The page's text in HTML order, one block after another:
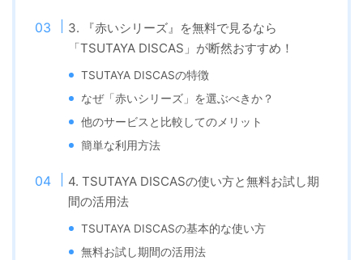
3. 『赤いシリーズ』を無料で見るなら
「TSUTAYA DISCAS」が断然おすすめ！
TSUTAYA DISCASの特徴
なぜ「赤いシリーズ」を選ぶべきか？
他のサービスと比較してのメリット
簡単な利用方法
4. TSUTAYA DISCASの使い方と無料お試し期
間の活用法
TSUTAYA DISCASの基本的な使い方
無料お試し期間の活用法